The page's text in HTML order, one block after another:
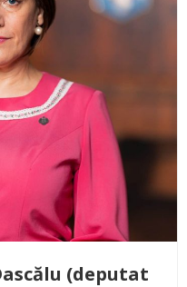
(deputat